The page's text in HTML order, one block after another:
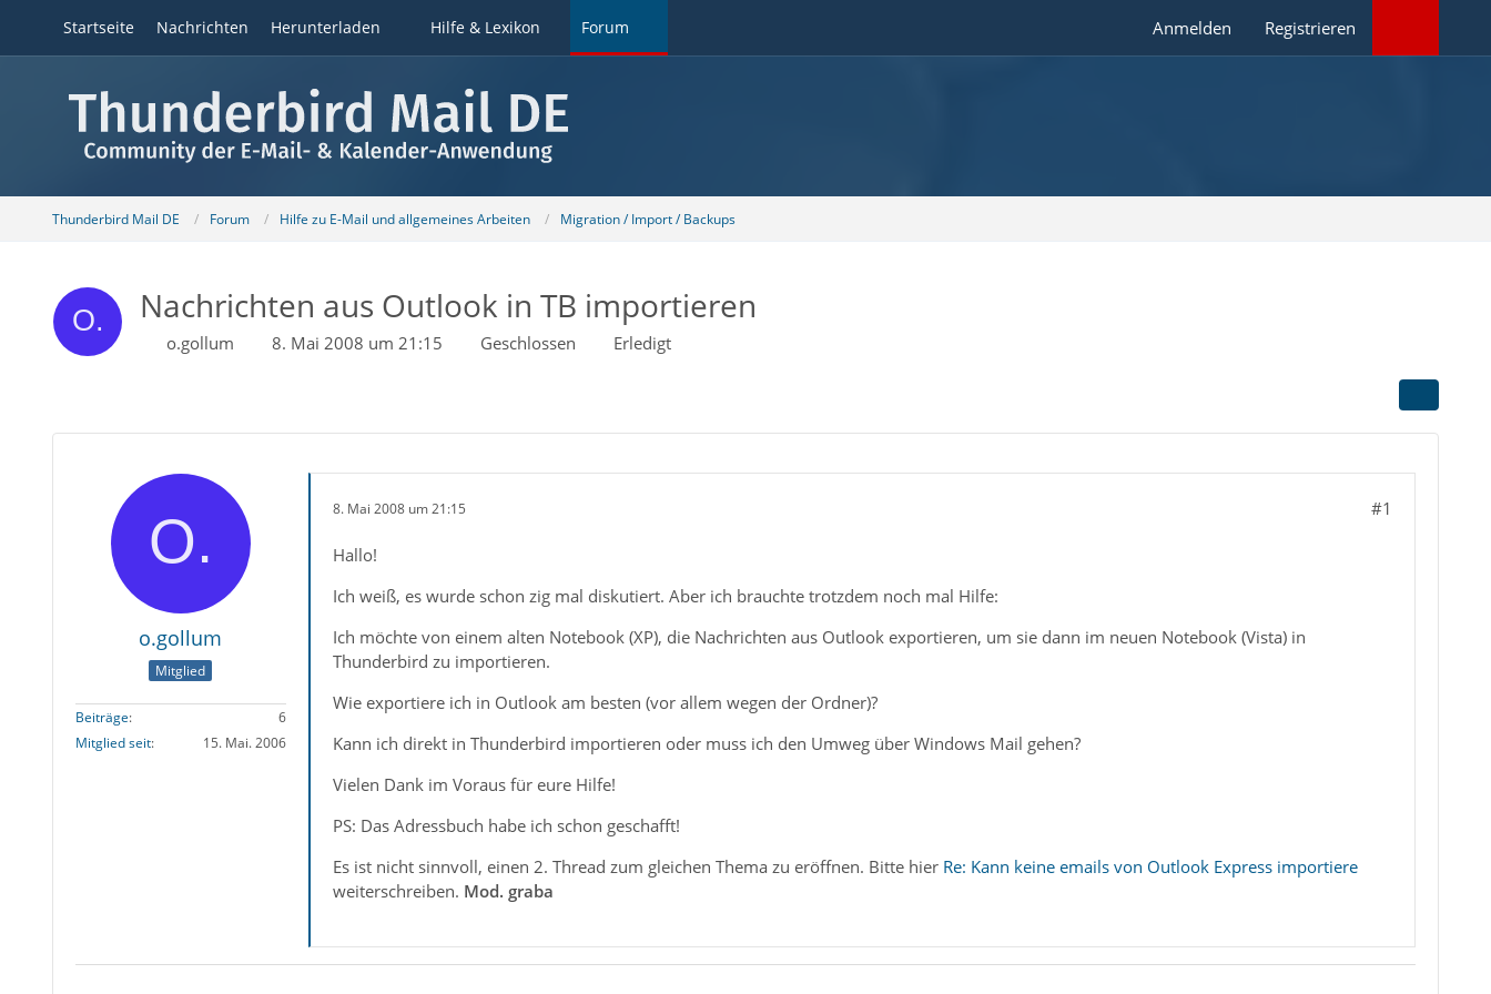
Startseite Nachrichten Herunterladen Hilfe & Lexikon Forum Anmelden Registrieren
Thunderbird Mail DE Forum Hilfe zu E-Mail und allgemeines Arbeiten Migration / Import / Backups
Nachrichten aus Outlook in TB importieren
o.gollum 8. Mai 2008 um 21:15 Geschlossen Erledigt
o.gollum
Mitglied
Beiträge
6
Mitglied seit
15. Mai. 2006
8. Mai 2008 um 21:15 #1
Hallo!
Ich weiß, es wurde schon zig mal diskutiert. Aber ich brauchte trotzdem noch mal Hilfe:
Ich möchte von einem alten Notebook (XP), die Nachrichten aus Outlook exportieren, um sie dann im neuen Notebook (Vista) in
Thunderbird zu importieren.
Wie exportiere ich in Outlook am besten (vor allem wegen der Ordner)?
Kann ich direkt in Thunderbird importieren oder muss ich den Umweg über Windows Mail gehen?
Vielen Dank im Voraus für eure Hilfe!
PS: Das Adressbuch habe ich schon geschafft!
Es ist nicht sinnvoll, einen 2. Thread zum gleichen Thema zu eröffnen. Bitte hier Re: Kann keine emails von Outlook Express importiere
weiterschreiben. Mod. graba